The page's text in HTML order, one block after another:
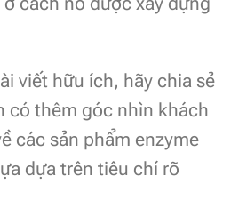
viết hữu ích, hãy chia sẻ
có thêm góc nhìn khách
các sản phẩm enzyme
dựa trên tiêu chí rõ